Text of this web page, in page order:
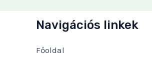
Navigációs linkek
Főoldal